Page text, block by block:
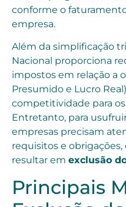
conforme o
empresa.
Além da simplificação
Nacional proporciona
impostos em relação a
Presumido e Lucro
competitividade para
Entretanto, para
empresas precisam
requisitos e
resultar em exclusão
Principais